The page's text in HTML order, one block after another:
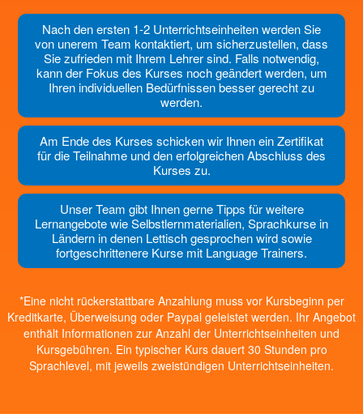
Nach den ersten 1-2 Unterrichtseinheiten werden Sie
von unerem Team kontaktiert, um sicherzustellen, dass
Sie zufrieden mit Ihrem Lehrer sind. Falls notwendig,
kann der Fokus des Kurses noch geändert werden, um
Ihren individuellen Bedürfnissen besser gerecht zu
werden.
Am Ende des Kurses schicken wir Ihnen ein Zertifikat
für die Teilnahme und den erfolgreichen Abschluss des
Kurses zu.
Unser Team gibt Ihnen gerne Tipps für weitere
Lernangebote wie Selbstlernmaterialien, Sprachkurse in
Ländern in denen Lettisch gesprochen wird sowie
fortgeschrittenere Kurse mit Language Trainers.
*Eine nicht rückerstattbare Anzahlung muss vor Kursbeginn per
Kreditkarte, Überweisung oder Paypal geleistet werden. Ihr Angebot
enthält Informationen zur Anzahl der Unterrichtseinheiten und
Kursgebühren. Ein typischer Kurs dauert 30 Stunden pro
Sprachlevel, mit jeweils zweistündigen Unterrichtseinheiten.